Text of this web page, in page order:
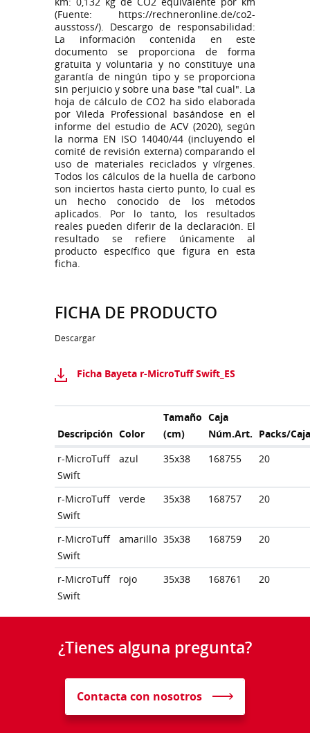
(Fuente: https://rechneronline.de/co2-
ausstoss/). Descargo de responsabilidad:
La información contenida en este
documento se proporciona de forma
gratuita y voluntaria y no constituye una
garantía de ningún tipo y se proporciona
sin perjuicio y sobre una base "tal cual". La
hoja de cálculo de CO2 ha sido elaborada
por Vileda Professional basándose en el
informe del estudio de ACV (2020), según
la norma EN ISO 14040/44 (incluyendo el
comité de revisión externa) comparando el
uso de materiales reciclados y vírgenes.
Todos los cálculos de la huella de carbono
son inciertos hasta cierto punto, lo cual es
un hecho conocido de los métodos
aplicados. Por lo tanto, los resultados
reales pueden diferir de la declaración. El
resultado se refiere únicamente al
producto específico que figura en esta
ficha.
FICHA DE PRODUCTO
Descargar
Ficha Bayeta r-MicroTuff Swift_ES
Descripción Color
Tamaño
(cm)
Caja
Núm.Art. Packs/
r-MicroTuff
Swift
azul 35x38 168755 20
r-MicroTuff
Swift
verde 35x38 168757 20
r-MicroTuff
Swift
amarillo 35x38 168759 20
r-MicroTuff
Swift
rojo 35x38 168761 20
¿Tienes alguna pregunta?
Contacta con nosotros